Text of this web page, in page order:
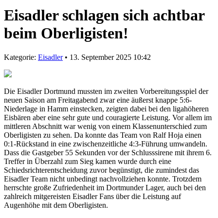
Eisadler schlagen sich achtbar
beim Oberligisten!
Kategorie: Eisadler• 13. September 2025 10:42
Die Eisadler Dortmund mussten im zweiten Vorbereitungsspiel der
neuen Saison am Freitagabend zwar eine äußerst knappe 5:6-
Niederlage in Hamm einstecken, zeigten dabei bei den ligahöheren
Eisbären aber eine sehr gute und couragierte Leistung. Vor allem im
mittleren Abschnitt war wenig von einem Klassenunterschied zum
Oberligisten zu sehen. Da konnte das Team von Ralf Hoja einen
0:1-Rückstand in eine zwischenzeitliche 4:3-Führung umwandeln.
Dass die Gastgeber 55 Sekunden vor der Schlusssirene mit ihrem 6.
Treffer in Überzahl zum Sieg kamen wurde durch eine
Schiedsrichterentscheidung zuvor begünstigt, die zumindest das
Eisadler Team nicht unbedingt nachvollziehen konnte. Trotzdem
herrschte große Zufriedenheit im Dortmunder Lager, auch bei den
zahlreich mitgereisten Eisadler Fans über die Leistung auf
Augenhöhe mit dem Oberligisten.